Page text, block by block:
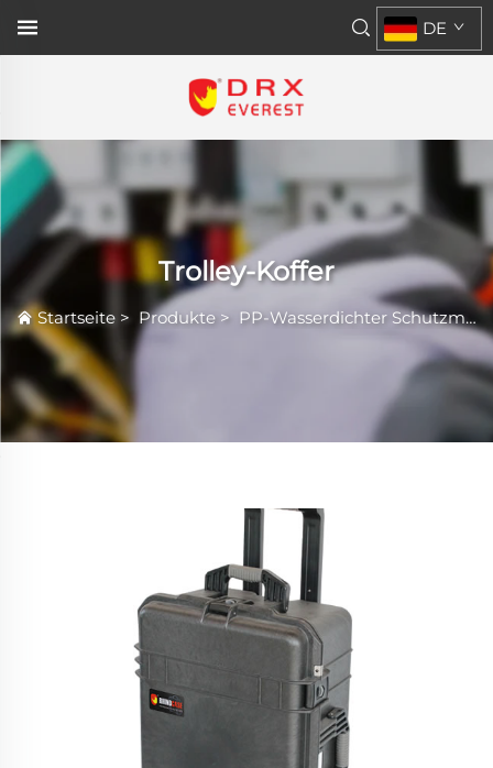
DE
Trolley-Koffer
Startseite > Produkte> PP-Wasserdichter Schutzmantel